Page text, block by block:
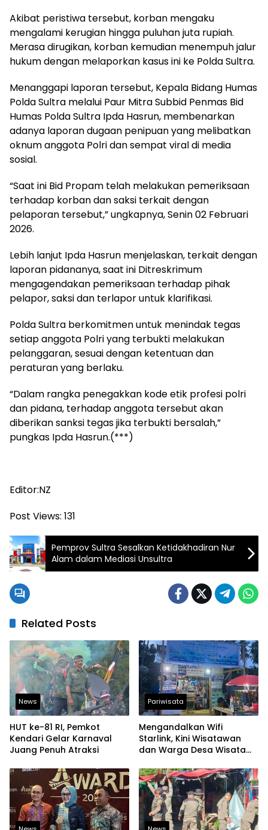
Akibat peristiwa tersebut, korban mengaku
mengalami kerugian hingga puluhan juta rupiah.
Merasa dirugikan, korban kemudian menempuh jalur
hukum dengan melaporkan kasus ini ke Polda Sultra.
Menanggapi laporan tersebut, Kepala Bidang Humas
Polda Sultra melalui Paur Mitra Subbid Penmas Bid
Humas Polda Sultra Ipda Hasrun, membenarkan
adanya laporan dugaan penipuan yang melibatkan
oknum anggota Polri dan sempat viral di media
sosial.
“Saat ini Bid Propam telah melakukan pemeriksaan
terhadap korban dan saksi terkait dengan
pelaporan tersebut,” ungkapnya, Senin 02 Februari
2026.
Lebih lanjut Ipda Hasrun menjelaskan, terkait dengan
laporan pidananya, saat ini Ditreskrimum
mengagendakan pemeriksaan terhadap pihak
pelapor, saksi dan terlapor untuk klarifikasi.
Polda Sultra berkomitmen untuk menindak tegas
setiap anggota Polri yang terbukti melakukan
pelanggaran, sesuai dengan ketentuan dan
peraturan yang berlaku.
“Dalam rangka penegakkan kode etik profesi polri
dan pidana, terhadap anggota tersebut akan
diberikan sanksi tegas jika terbukti bersalah,”
pungkas Ipda Hasrun.(***)
Editor:NZ
Post Views: 131
Pemprov Sultra Sesalkan Ketidakhadiran Nur
Alam dalam Mediasi Unsultra
Related Posts
News
HUT ke-81 RI, Pemkot
Kendari Gelar Karnaval
Juang Penuh Atraksi
Pariwisata
Mengandalkan Wifi
Starlink, Kini Wisatawan
dan Warga Desa Wisata
Mengakses Transaksi
Digital